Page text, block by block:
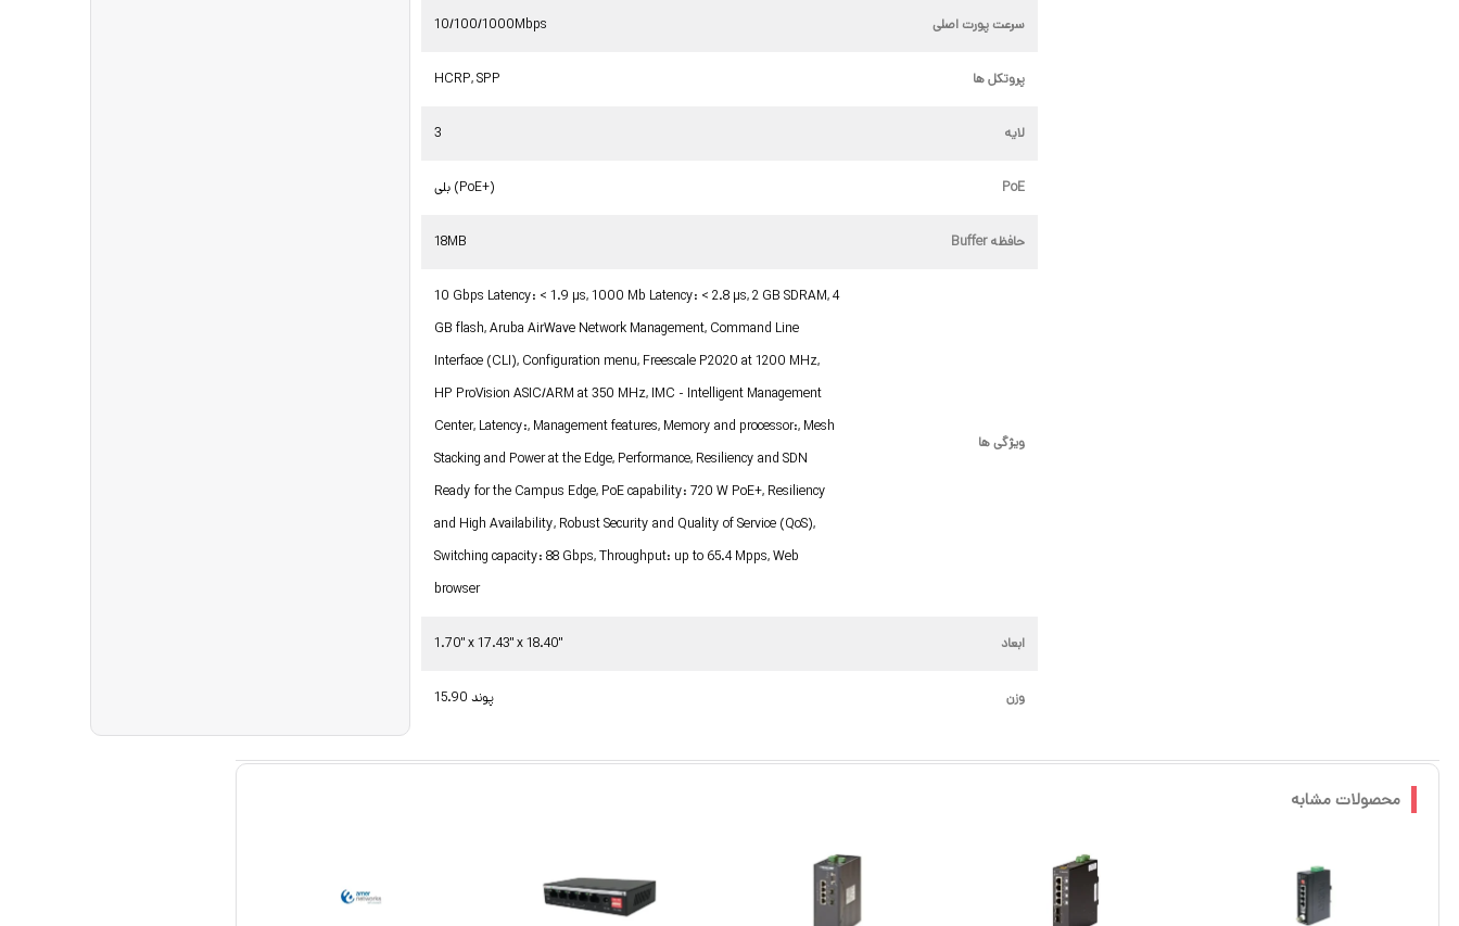
سرعت پورت اصلی 10/100/1000Mbps
پروتکل ها HCRP, SPP
لایه 3
PoE بلی (PoE+)
حافظه Buffer 18MB
ویژگی ها
10 Gbps Latency: < 1.9 µs, 1000 Mb Latency: < 2.8 µs, 2 GB SDRAM, 4
GB flash, Aruba AirWave Network Management, Command Line
Interface (CLI), Configuration menu, Freescale P2020 at 1200 MHz,
HP ProVision ASIC/ARM at 350 MHz, IMC - Intelligent Management
Center, Latency:, Management features, Memory and processor:, Mesh
Stacking and Power at the Edge, Performance, Resiliency and SDN
Ready for the Campus Edge, PoE capability: 720 W PoE+, Resiliency
and High Availability, Robust Security and Quality of Service (QoS),
Switching capacity: 88 Gbps, Throughput: up to 65.4 Mpps, Web
browser
ابعاد 1.70" x 17.43" x 18.40"
وزن 15.90 پوند
محصولات مشابه